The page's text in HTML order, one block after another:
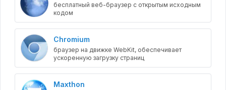
бесплатный веб-браузер с открытым исходным
кодом
Chromium
браузер на движке WebKit, обеспечивает
ускоренную загрузку страниц
Maxthon